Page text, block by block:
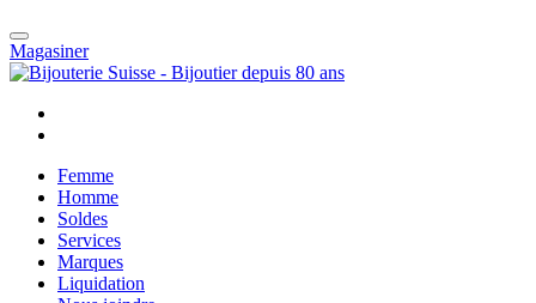
Magasiner
Femme
Homme
Soldes
Services
Marques
Liquidation